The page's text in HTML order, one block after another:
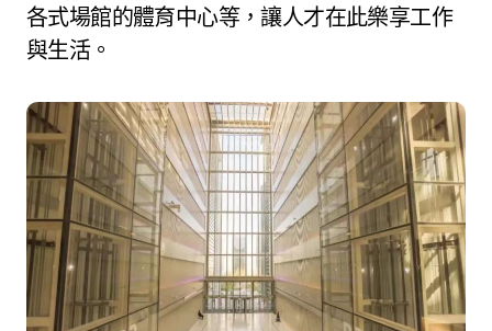
各式場館的體育中心等，讓人才在此樂享工作
與生活。